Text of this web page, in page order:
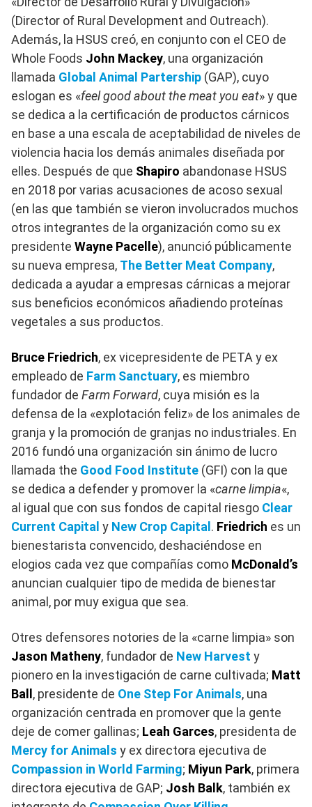
(Director of Rural Development and Outreach).
Además, la HSUS creó, en conjunto con el CEO de
Whole Foods John Mackey, una organización
llamada Global Animal Partership (GAP), cuyo
eslogan es «feel good about the meat you eat» y que
se dedica a la certificación de productos cárnicos
en base a una escala de aceptabilidad de niveles de
violencia hacia los demás animales diseñada por
elles. Después de que Shapiro abandonase HSUS
en 2018 por varias acusaciones de acoso sexual
(en las que también se vieron involucrados muchos
otros integrantes de la organización como su ex
presidente Wayne Pacelle), anunció públicamente
su nueva empresa, The Better Meat Company,
dedicada a ayudar a empresas cárnicas a mejorar
sus beneficios económicos añadiendo proteínas
vegetales a sus productos.
Bruce Friedrich, ex vicepresidente de PETA y ex
empleado de Farm Sanctuary, es miembro
fundador de Farm Forward, cuya misión es la
defensa de la «explotación feliz» de los animales de
granja y la promoción de granjas no industriales. En
2016 fundó una organización sin ánimo de lucro
llamada the Good Food Institute (GFI) con la que
se dedica a defender y promover la «carne limpia«,
al igual que con sus fondos de capital riesgo Clear
Current Capital y New Crop Capital . Friedrich es un
bienestarista convencido, deshaciéndose en
elogios cada vez que compañías como McDonald’s
anuncian cualquier tipo de medida de bienestar
animal, por muy exigua que sea.
Otres defensores notories de la «carne limpia» son
Jason Matheny, fundador de New Harvest y
pionero en la investigación de carne cultivada; Matt
Ball , presidente de One Step For Animals, una
organización centrada en promover que la gente
deje de comer gallinas; Leah Garces, presidenta de
Mercy for Animals y ex directora ejecutiva de
Compassion in World Farming; Miyun Park, primera
directora ejecutiva de GAP; Josh Balk, también ex